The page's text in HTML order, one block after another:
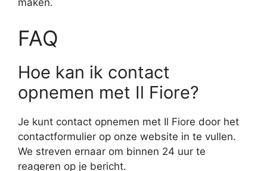
maken.
FAQ
Hoe kan ik contact
opnemen met Il Fiore?
Je kunt contact opnemen met Il Fiore door het
contactformulier op onze website in te vullen.
We streven ernaar om binnen 24 uur te
reageren op je bericht.